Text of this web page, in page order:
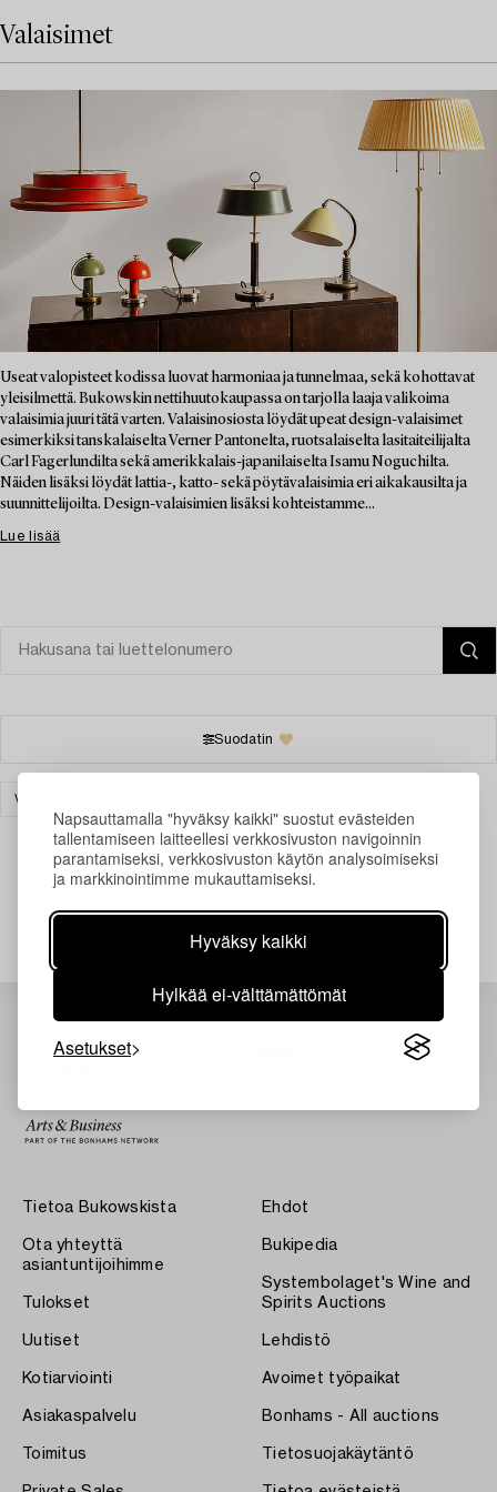
Napsauttamalla "hyväksy kaikki" suostut evästeiden
tallentamiseen laitteellesi verkkosivuston navigoinnin
parantamiseksi, verkkosivuston käytön analysoimiseksi
ja markkinointimme mukauttamiseksi.
Hyväksy kaikki
Hylkää ei-välttämättömät
Asetukset
Valaisimet
Useat valopisteet kodissa luovat harmoniaa ja tunnelmaa, sekä kohottavat
yleisilmettä. Bukowskin nettihuutokaupassa on tarjolla laaja valikoima
valaisimia juuri tätä varten. Valaisinosiosta löydät upeat design-valaisimet
esimerkiksi tanskalaiselta Verner Pantonelta, ruotsalaiselta lasitaiteilijalta
Carl Fagerlundilta sekä amerikkalais-japanilaiselta Isamu Noguchilta.
Näiden lisäksi löydät lattia-, katto- sekä pöytävalaisimia eri aikakausilta ja
suunnittelijoilta. Design-valaisimien lisäksi kohteistamme...
Lue lisää
Suodatin
VALAISIMET
Tietoa Bukowskista
Ota yhteyttä
asiantuntijoihimme
Tulokset
Uutiset
Kotiarviointi
Asiakaspalvelu
Toimitus
Ehdot
Bukipedia
Systembolaget's Wine and
Spirits Auctions
Lehdistö
Avoimet työpaikat
Bonhams - All auctions
Tietosuojakäytäntö